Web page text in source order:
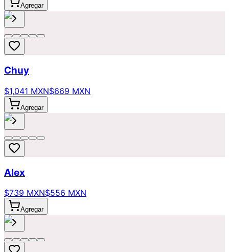
Agregar
Chuy
$1,041 MXN$669 MXN
Agregar
Alex
$739 MXN$556 MXN
Agregar